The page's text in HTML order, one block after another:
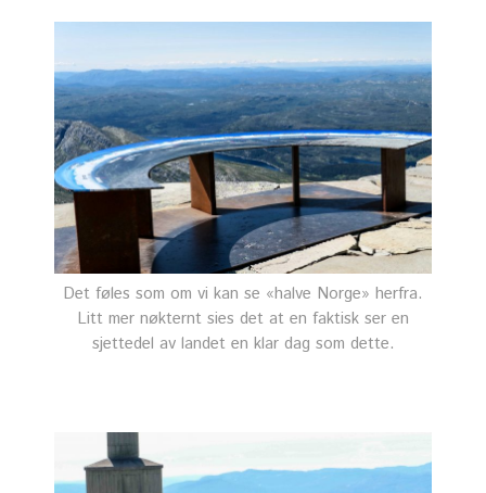
Det føles som om vi kan se «halve Norge» herfra.
Litt mer nøkternt sies det at en faktisk ser en
sjettedel av landet en klar dag som dette.